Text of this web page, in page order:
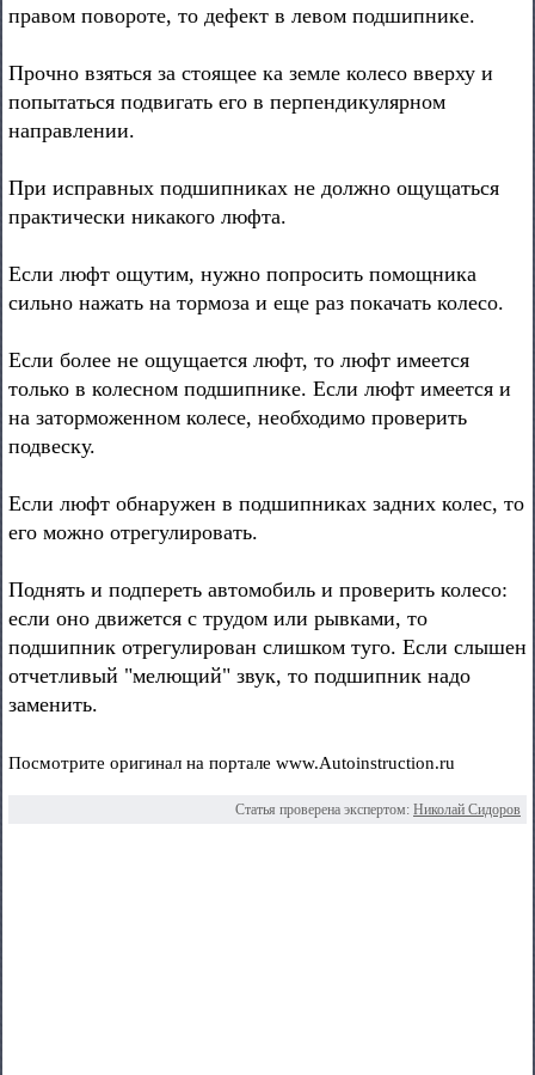
правом повороте, то дефект в левом подшипнике.
Прочно взяться за стоящее ка земле колесо вверху и
попытаться подвигать его в перпендикулярном
направлении.
При исправных подшипниках не должно ощущаться
практически никакого люфта.
Если люфт ощутим, нужно попросить помощника
сильно нажать на тормоза и еще раз покачать колесо.
Если более не ощущается люфт, то люфт имеется
только в колесном подшипнике. Если люфт имеется и
на заторможенном колесе, необходимо проверить
подвеску.
Если люфт обнаружен в подшипниках задних колес, то
его можно отрегулировать.
Поднять и подпереть автомобиль и проверить колесо:
если оно движется с трудом или рывками, то
подшипник отрегулирован слишком туго. Если слышен
отчетливый "мелющий" звук, то подшипник надо
заменить.
Посмотрите оригинал на портале www.Autoinstruction.ru
Статья проверена экспертом: Николай Сидоров